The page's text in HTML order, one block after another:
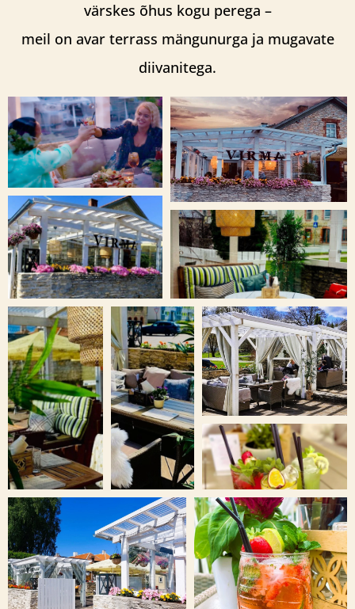
värskes õhus kogu perega –
meil on avar terrass mängunurga ja mugavate
diivanitega.